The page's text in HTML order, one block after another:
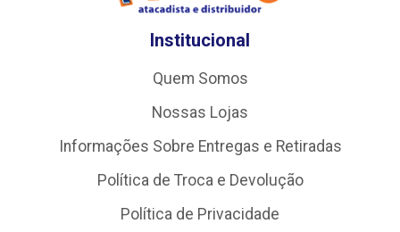
Institucional
Quem Somos
Nossas Lojas
Informações Sobre Entregas e Retiradas
Política de Troca e Devolução
Política de Privacidade